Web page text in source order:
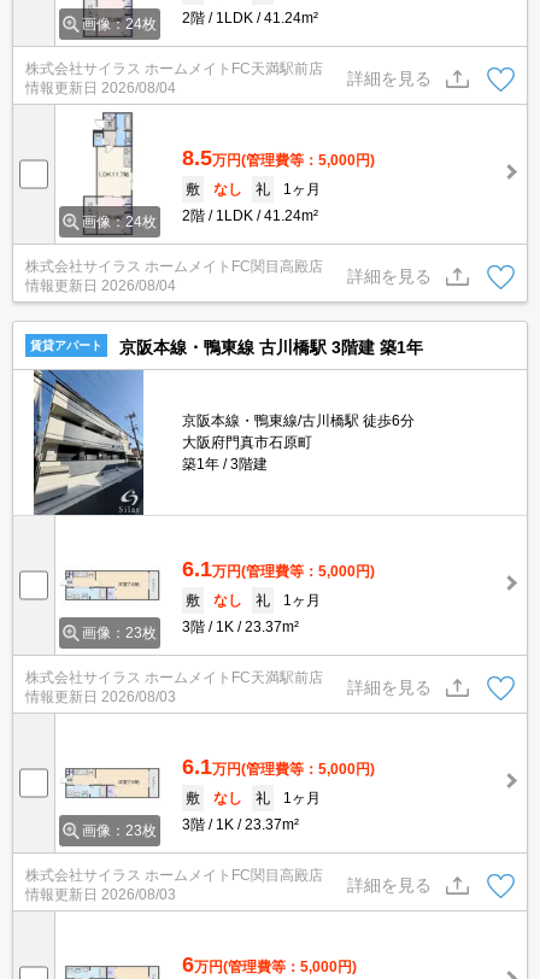
画像：24枚
2階
1LDK 41.24m²
株式会社サイラス ホームメイトFC天満駅前店
情報更新日 2026/08/04
詳細を見る
画像：24枚
8.5万円(管理費等：5,000円)
敷
なし 礼
1ヶ月
2階
1LDK 41.24m²
株式会社サイラス ホームメイトFC関目高殿店
情報更新日 2026/08/04
詳細を見る
賃貸アパート 京阪本線・鴨東線 古川橋駅 3階建 築1年
京阪本線・鴨東線/古川橋駅 徒歩6分
大阪府門真市石原町
築1年
3階建
画像：23枚
6.1万円(管理費等：5,000円)
敷
なし 礼
1ヶ月
3階
1K 23.37m²
株式会社サイラス ホームメイトFC天満駅前店
情報更新日 2026/08/03
詳細を見る
画像：23枚
6.1万円(管理費等：5,000円)
敷
なし 礼
1ヶ月
3階
1K 23.37m²
株式会社サイラス ホームメイトFC関目高殿店
情報更新日 2026/08/03
詳細を見る
6万円(管理費等：5,000円)